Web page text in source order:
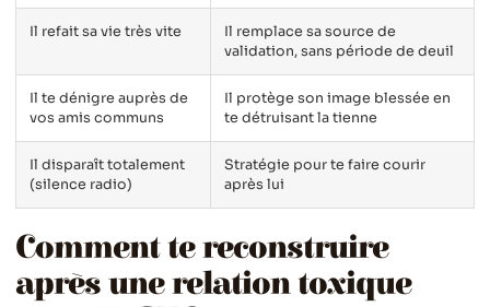
Il refait sa vie très vite
Il remplace sa source de
validation, sans période de deuil
Il te dénigre auprès de
vos amis communs
Il protège son image blessée en
te détruisant la tienne
Il disparaît totalement
(silence radio)
Stratégie pour te faire courir
après lui
Comment te reconstruire
après une relation toxique